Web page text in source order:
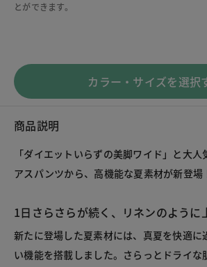
とができます。
カラー・サイズを選択
商品説明
「ダイエットいらずの美脚ワイド」と大
アスパンツから、高機能な夏素材が新登場
1日さらさらが続く、リネンのように
新たに登場した夏素材には、真夏を快適に
い機能を搭載しました。さらっとドライな